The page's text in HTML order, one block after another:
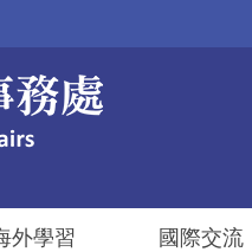
外學習 國際交流